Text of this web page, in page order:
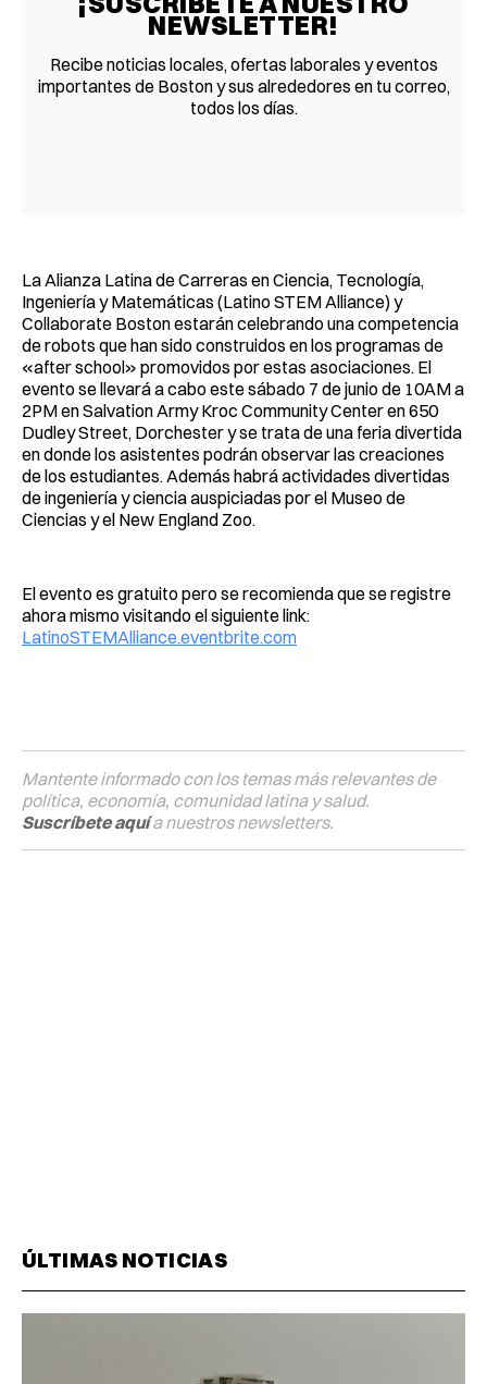
NEWSLETTER!
Recibe noticias locales, ofertas laborales y eventos
importantes de Boston y sus alrededores en tu correo,
todos los días.
La Alianza Latina de Carreras en Ciencia, Tecnología,
Ingeniería y Matemáticas (Latino STEM Alliance) y
Collaborate Boston estarán celebrando una competencia
de robots que han sido construidos en los programas de
«after school» promovidos por estas asociaciones. El
evento se llevará a cabo este sábado 7 de junio de 10AM a
2PM en Salvation Army Kroc Community Center en 650
Dudley Street, Dorchester y se trata de una feria divertida
en donde los asistentes podrán observar las creaciones
de los estudiantes. Además habrá actividades divertidas
de ingeniería y ciencia auspiciadas por el Museo de
Ciencias y el New England Zoo.
El evento es gratuito pero se recomienda que se registre
ahora mismo visitando el siguiente link:
LatinoSTEMAlliance.eventbrite.com
Mantente informado con los temas más relevantes de
política, economía, comunidad latina y salud.
Suscríbete aquía nuestros newsletters.
ÚLTIMAS NOTICIAS